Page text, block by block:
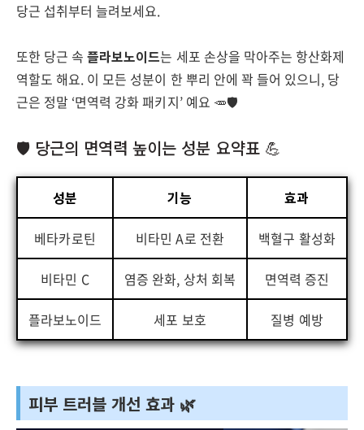
당근 섭취부터 늘려보세요.
또한 당근 속플라보노이드는 세포 손상을 막아주는 항산화제
역할도 해요. 이 모든 성분이 한 뿌리 안에 꽉 들어 있으니, 당
근은 정말 ‘면역력 강화 패키지’ 예요 🥕🛡️
🛡️ 당근의 면역력 높이는 성분 요약표 💪
성분 기능 효과
베타카로틴 비타민 A로 전환 백혈구 활성화
비타민 C 염증 완화, 상처 회복 면역력 증진
플라보노이드 세포 보호 질병 예방
피부 트러블 개선 효과 🌿